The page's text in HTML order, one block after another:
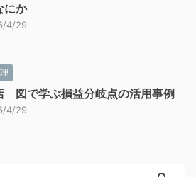
にか
4/29
図で学ぶ損益分岐点の活用事例
4/29